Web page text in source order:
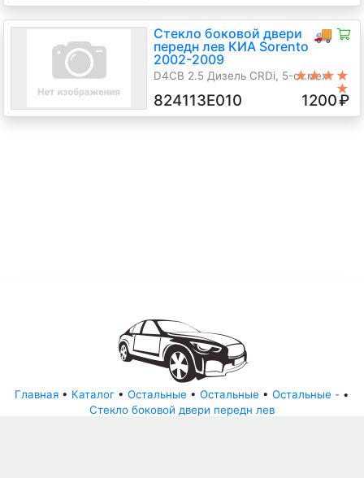
🚚
Стекло боковой двери
передн лев КИА Sorento
2002-2009
D4CB 2.5 Дизель CRDi, 5-ст.мех
2006 г.в.
★★★★
★
824113E010 1200₽
Главная • Каталог • Остальные • Остальные • Остальные - •
Стекло боковой двери передн лев